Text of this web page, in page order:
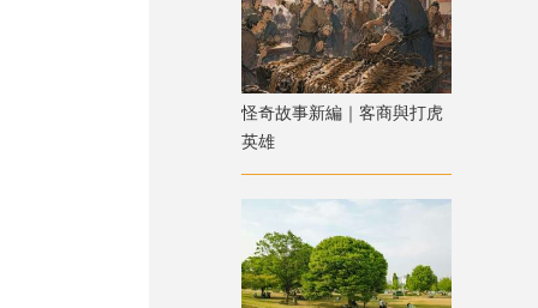
怪奇故事新編｜客商與打虎
英雄